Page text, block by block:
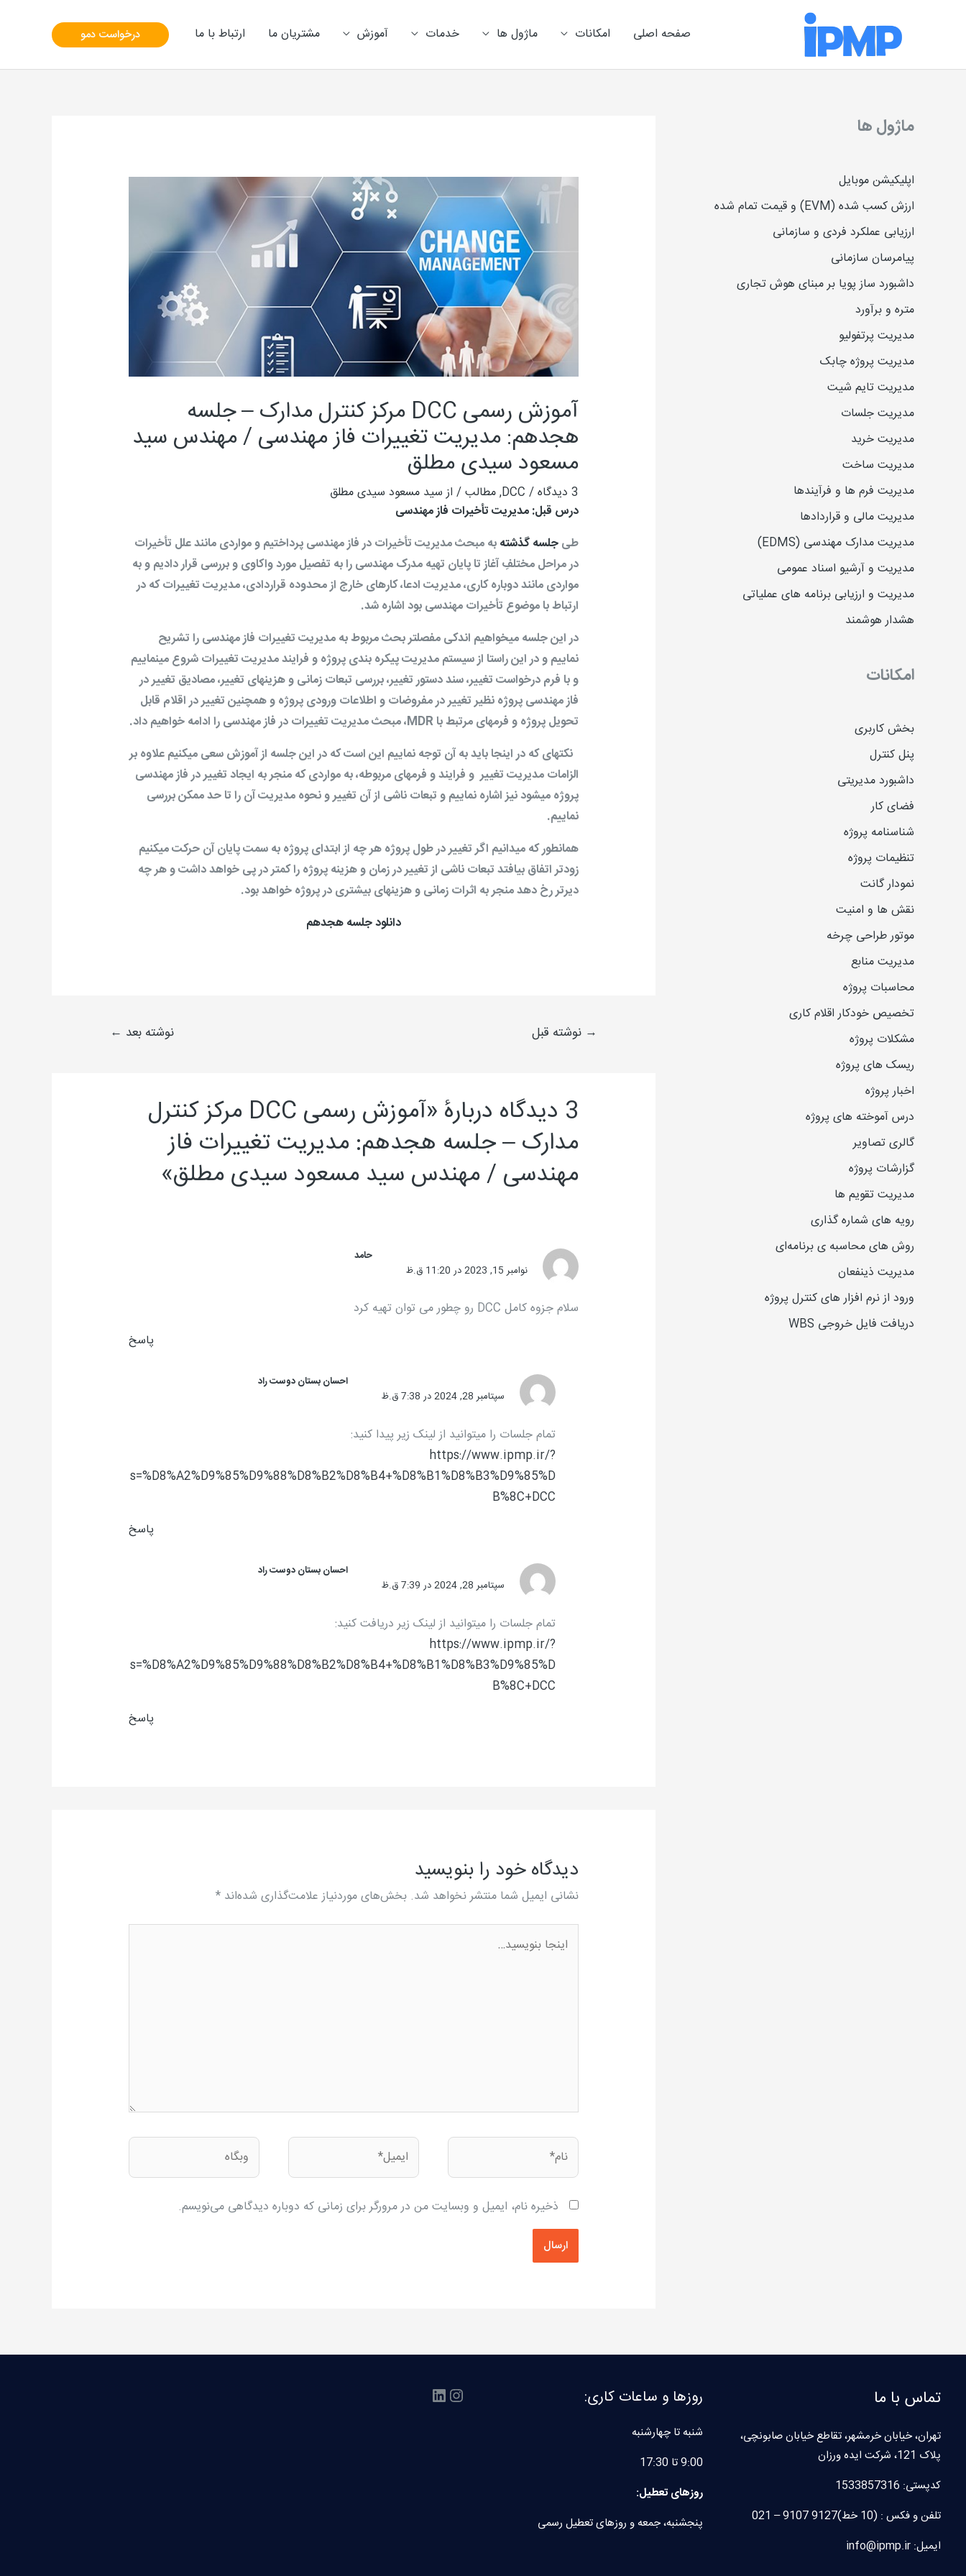
صفحه اصلی امکانات ماژول ها خدمات آموزش مشتریان ما ارتباط با ما درخواست دمو
ماژول ها
اپلیکیشن موبایل
ارزش کسب شده (EVM) و قیمت تمام شده
ارزیابی عملکرد فردی و سازمانی
پیامرسان سازمانی
داشبورد ساز پویا بر مبنای هوش تجاری
متره و برآورد
مدیریت پرتفولیو
مدیریت پروژه چابک
مدیریت تایم شیت
مدیریت جلسات
مدیریت خرید
مدیریت ساخت
مدیریت فرم ها و فرآیندها
مدیریت مالی و قراردادها
مدیریت مدارک مهندسی (EDMS)
مدیریت و آرشیو اسناد عمومی
مدیریت و ارزیابی برنامه های عملیاتی
هشدار هوشمند
امکانات
بخش کاربری
پنل کنترل
داشبورد مدیریتی
فضای کار
شناسنامه پروژه
تنظیمات پروژه
نمودار گانت
نقش ها و امنیت
موتور طراحی چرخه
مدیریت منابع
محاسبات پروژه
تخصیص خودکار اقلام کاری
مشکلات پروژه
ریسک های پروژه
اخبار پروژه
درس آموخته های پروژه
گالری تصاویر
گزارشات پروژه
مدیریت تقویم ها
رویه های شماره گذاری
روش های محاسبه ی برنامه‌ای
مدیریت ذینفعان
ورود از نرم افزار های کنترل پروژه
دریافت فایل خروجی WBS
آموزش رسمی DCC مرکز کنترل مدارک – جلسه
هجدهم: مدیریت تغییرات فاز مهندسی / مهندس سید
مسعود سیدی مطلق
3 دیدگاه /
DCC
,مطالب/ از سید مسعود سیدی مطلق
درس قبل: مدیریت تأخیرات فاز مهندسی
طیجلسه گذشتهبه مبحث مدیریت تأخیرات در فاز مهندسی پرداختیم و مواردی مانند علل تأخیرات
در مراحل مختلفِ آغاز تا پایان تهیه مدرک مهندسی را به تفصیل مورد واکاوی و بررسی قرار دادیم و به
مواردی مانند دوباره ­کاری، مدیریت ادعا، کارهای خارج از محدوده قراردادی، مدیریت تغییرات که در
ارتباط با موضوع تأخیرات مهندسی بود اشاره شد.
در این جلسه می­خواهیم اندکی مفصل­تر بحث مربوط به مدیریت تغییرات فاز مهندسی را تشریح
نماییم و در این راستا از سیستم مدیریت پیکره بندی پروژه و فرایند مدیریت تغییرات شروع می­نماییم
و با فرم درخواست تغییر، سند دستور تغییر، بررسی تبعات زمانی و هزینه­ای تغییر، مصادیق تغییر در
فاز مهندسی پروژه نظیر تغییر در مفروضات و اطلاعات ورودی پروژه و همچنین تغییر در اقلام قابل
تحویل پروژه و فرمهای مرتبط باMDR، مبحث مدیریت تغییرات در فاز مهندسی را ادامه خواهیم داد.
نکته­ای که در اینجا باید به آن توجه نماییم این است که در این جلسه از آموزش سعی می­کنیم علاوه بر
الزامات مدیریت تغییر و فرایند و فرمهای مربوطه، به مواردی که منجر به ایجاد تغییر در فاز مهندسی
پروژه می­شود نیز اشاره نماییم و تبعات ناشی از آن تغییر و نحوه مدیریت آن را تا حد ممکن بررسی
نماییم.
همانطور که می­دانیم اگر تغییر در طول پروژه هر چه از ابتدای پروژه به سمت پایان آن حرکت می­کنیم
زودتر اتفاق بیافتد تبعات ناشی از تغییر در زمان و هزینه پروژه را کمتر در پی خواهد داشت و هر چه
دیرتر رخ دهد منجر به اثرات زمانی و هزینه­ای بیشتری در پروژه خواهد بود.
دانلود جلسه هجدهم
→ نوشته قبل نوشته بعد ←
3 دیدگاه دربارهٔ «آموزش رسمی DCC مرکز کنترل
مدارک – جلسه هجدهم: مدیریت تغییرات فاز
مهندسی / مهندس سید مسعود سیدی مطلق»
حامد
نوامبر 15, 2023 در 11:20 ق.ظ
سلام جزوه کامل DCC رو چطور می توان تهیه کرد
پاسخ
احسان بستان دوست راد
سپتامبر 28, 2024 در 7:38 ق.ظ
تمام جلسات را میتوانید از لینک زیر پیدا کنید:
https://www.ipmp.ir/?
s=%D8%A2%D9%85%D9%88%D8%B2%D8%B4+%D8%B1%D8%B3%D9%85%D
B%8C+DCC
پاسخ
احسان بستان دوست راد
سپتامبر 28, 2024 در 7:39 ق.ظ
تمام جلسات را میتوانید از لینک زیر دریافت کنید:
https://www.ipmp.ir/?
s=%D8%A2%D9%85%D9%88%D8%B2%D8%B4+%D8%B1%D8%B3%D9%85%D
B%8C+DCC
پاسخ
دیدگاه‌ خود را بنویسید
نشانی ایمیل شما منتشر نخواهد شد. بخش‌های موردنیاز علامت‌گذاری شده‌اند *
بنویسید…
نام* ایمیل* وبگاه
ذخیره نام، ایمیل و وبسایت من در مرورگر برای زمانی که دوباره دیدگاهی می‌نویسم.
تماس با ما
تهران، خیابان خرمشهر، تقاطع خیابان صابونچی،
پلاک 121، شرکت ایده ورزان
کدپستی: 1533857316
تلفن و فکس : (10 خط)9127 9107 – 021
ایمیل: info@ipmp.ir
روزها و ساعات کاری:
شنبه تا چهارشنبه
9:00 تا 17:30
روزهای تعطیل:
پنجشنبه، جمعه و روزهای تعطیل رسمی
اینستاگرم
لینکداین